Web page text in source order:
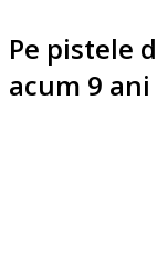
Pe pistele
acum 9